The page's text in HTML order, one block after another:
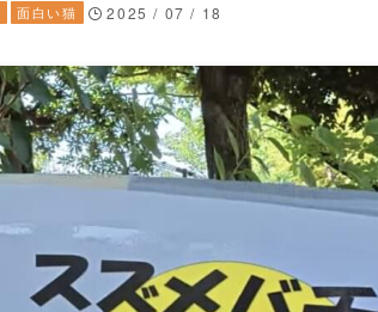
面白い猫 2025 / 07 / 18